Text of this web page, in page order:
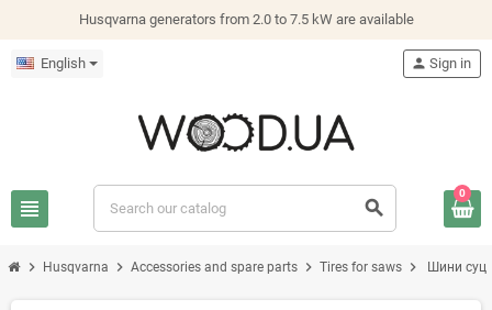
Husqvarna generators from 2.0 to 7.5 kW are available
English
view_headline search
person Sign in
0
chevron_right Husqvarna chevron_right Accessories and spare parts chevron_right Tires for saws chevron_right Шини